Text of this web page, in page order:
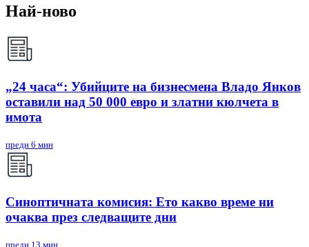
Най-ново
„24 часа“: Убийците на бизнесмена Владо Янков
оставили над 50 000 евро и златни кюлчета в
имота
преди 6 мин
Синоптичната комисия: Ето какво време ни
очаква през следващите дни
преди 13 мин